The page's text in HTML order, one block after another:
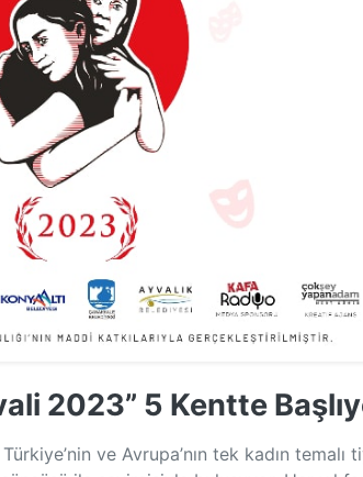
2023” 5 Kentte
ve Avrupa’nın tek kadın temalı